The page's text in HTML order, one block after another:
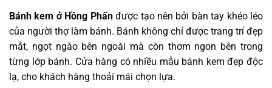
Bánh kem ở Hồng Phấnđược tạo nên bởi bàn tay khéo léo
của người thợ làm bánh. Bánh không chỉ được trang trí đẹp
mắt, ngọt ngào bên ngoài mà còn thơm ngon bên trong
từng lớp bánh. Cửa hàng có nhiều mẫu bánh kem đẹp độc
lạ, cho khách hàng thoải mái chọn lựa.